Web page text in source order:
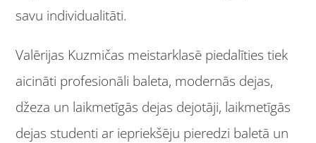
savu individualitāti.
Valērijas Kuzmičas meistarklasē piedalīties tiek
aicināti profesionāli baleta, modernās dejas,
džeza un laikmetīgās dejas dejotāji, laikmetīgās
dejas studenti ar iepriekšēju pieredzi baletā un